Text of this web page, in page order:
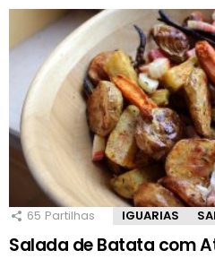
65 Partilhas IGUARIAS
Salada de Batata com